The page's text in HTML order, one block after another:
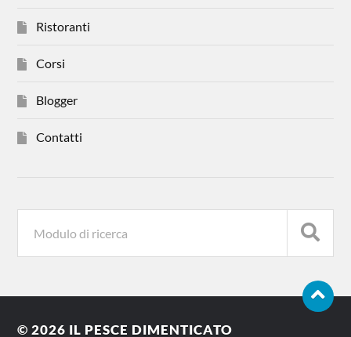
Ristoranti
Corsi
Blogger
Contatti
© 2026 IL PESCE DIMENTICATO